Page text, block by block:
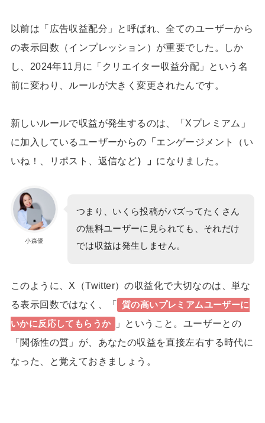
以前は「広告収益配分」と呼ばれ、全てのユーザーから
の表示回数（インプレッション）が重要でした。しか
し、2024年11月に「クリエイター収益分配」という名
前に変わり、ルールが大きく変更されたんです。
新しいルールで収益が発生するのは、「Xプレミアム」
に加入しているユーザーからの 「エンゲージメント（い
いね！、リポスト、返信など）」 になりました。
小森優
つまり、いくら投稿がバズってたくさん
の無料ユーザーに見られても、それだけ
では収益は発生しません。
このように、X（Twitter）の収益化で大切なのは、単な
る表示回数ではなく、「 質の高いプレミアムユーザーに
いかに反応してもらうか
」ということ。ユーザーとの
「関係性の質」が、あなたの収益を直接左右する時代に
なった、と覚えておきましょう。